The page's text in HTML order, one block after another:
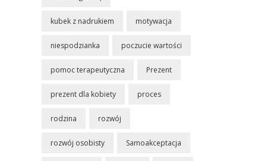
kubek z nadrukiem motywacja
niespodzianka poczucie wartości
pomoc terapeutyczna Prezent
prezent dla kobiety proces
rodzina rozwój
rozwój osobisty Samoakceptacja